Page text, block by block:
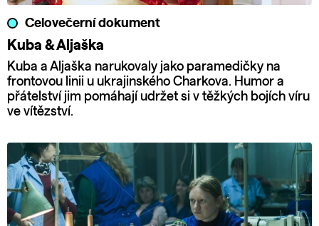
Celovečerní dokument
Kuba & Aljaška
Kuba a Aljaška narukovaly jako paramedičky na
frontovou linii u ukrajinského Charkova. Humor a
přátelství jim pomáhají udržet si v těžkých bojích víru
ve vítězství.